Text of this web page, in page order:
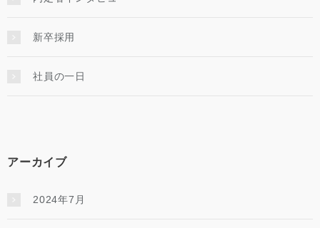
新卒採用
社員の一日
アーカイブ
2024年7月